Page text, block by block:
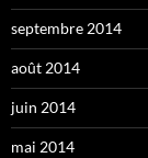
septembre 2014
août 2014
juin 2014
mai 2014